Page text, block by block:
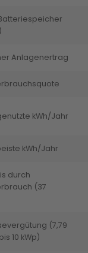
Anlagenertrag
kWh/Jahr
kWh/Jahr
durch
(37
(7,79
10 kWp)